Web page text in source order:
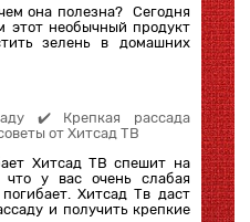
она полезна? Сегодня
этот необычный продукт
зелень в домашних
✔️ Крепкая рассада
от Хитсад ТВ
Хитсад ТВ спешит на
у вас очень слабая
Хитсад Тв даст
и получить крепкие